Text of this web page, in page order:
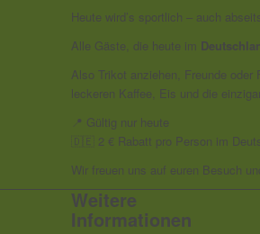
Heute wird’s sportlich – auch
Alle Gäste, die heute im
Also Trikot anziehen, Freunde
leckeren Kaffee, Eis und die
📍 Gültig nur heute
🇩🇪 2 € Rabatt pro Person im
Wir freuen uns auf euren Besuch
Weitere
Informationen